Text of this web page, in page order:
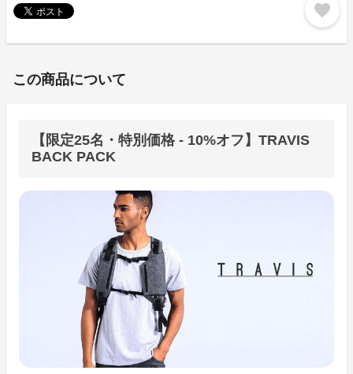
favorite
この商品について
【限定25名・特別価格 - 10%オフ】TRAVIS
BACK PACK